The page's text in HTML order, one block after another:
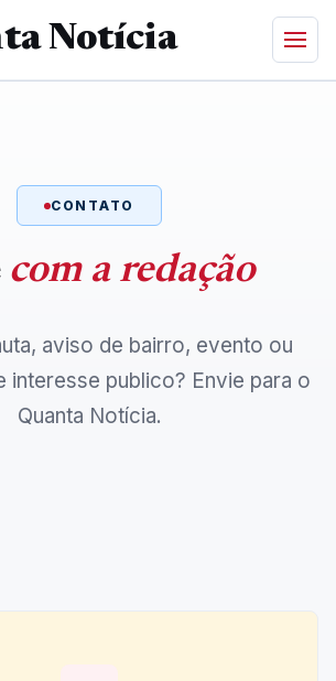
Notícia
CONTATO
com a redação
aviso de bairro, evento ou
interesse publico? Envie para o
Quanta Notícia.